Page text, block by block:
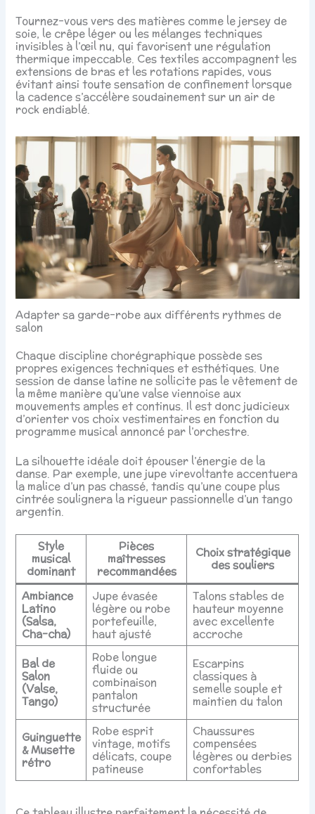
Tournez-vous vers des matières comme le jersey de
soie, le crêpe léger ou les mélanges techniques
invisibles à l’œil nu, qui favorisent une régulation
thermique impeccable. Ces textiles accompagnent les
extensions de bras et les rotations rapides, vous
évitant ainsi toute sensation de confinement lorsque
la cadence s’accélère soudainement sur un air de
rock endiablé.
Adapter sa garde-robe aux différents rythmes de
salon
Chaque discipline chorégraphique possède ses
propres exigences techniques et esthétiques. Une
session de danse latine ne sollicite pas le vêtement de
la même manière qu’une valse viennoise aux
mouvements amples et continus. Il est donc judicieux
d’orienter vos choix vestimentaires en fonction du
programme musical annoncé par l’orchestre.
La silhouette idéale doit épouser l’énergie de la
danse. Par exemple, une jupe virevoltante accentuera
la malice d’un pas chassé, tandis qu’une coupe plus
cintrée soulignera la rigueur passionnelle d’un tango
argentin.
Style
musical
dominant
Pièces
maîtresses
recommandées
Choix stratégique
des souliers
Ambiance
Latino
(Salsa,
Cha-cha)
Jupe évasée
légère ou robe
portefeuille,
haut ajusté
Talons stables de
hauteur moyenne
avec excellente
accroche
Bal de
Salon
(Valse,
Tango)
Robe longue
fluide ou
combinaison
pantalon
structurée
Escarpins
classiques à
semelle souple et
maintien du talon
Guinguette
& Musette
rétro
Robe esprit
vintage, motifs
délicats, coupe
patineuse
Chaussures
compensées
légères ou derbies
confortables